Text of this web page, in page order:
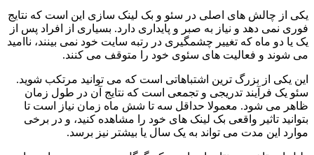
یکی از چالش های اصلی در سئو و بک لینک سازی این است که نتایج
فوری نمی دهد و نیاز به صبر و پایداری دارد. بسیاری از افراد پس از
یک یا دو ماه که تغییر چشمگیری در رتبه سایت خود نمی بینند، ناامید
می شوند و فعالیت های سئوی خود را متوقف می کنند.
این یکی از بزرگ ترین اشتباهاتی است که می توانید مرتکب شوید.
سئو یک فرآیند تدریجی و تجمعی است که نتایج آن در طول زمان
ظاهر می شود. معمولا حداقل سه تا شش ماه زمان نیاز است تا
بتوانید تاثیر واقعی بک لینک های خود را مشاهده کنید، و در برخی
موارد این مدت می تواند به یک سال یا بیشتر نیز برسد.